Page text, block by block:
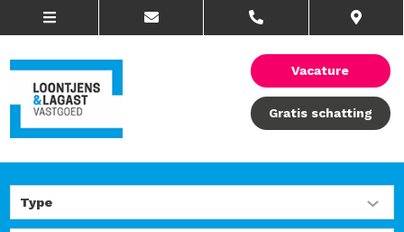
Vacature
Gratis schatting